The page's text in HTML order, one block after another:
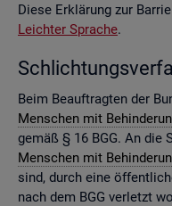
Diese Er­klä­rung zur
Leich­ter Spra­che.
Beim Be­auf­trag­ten der
Men­schen mit
gemäß § 16 BGG. An
Men­schen mit
sind, durch eine
nach dem BGG ver­letzt